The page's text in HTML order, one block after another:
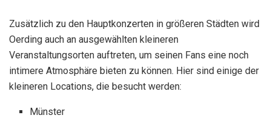
Zusätzlich zu den Hauptkonzerten in größeren Städten wird
Oerding auch an ausgewählten kleineren
Veranstaltungsorten auftreten, um seinen Fans eine noch
intimere Atmosphäre bieten zu können. Hier sind einige der
kleineren Locations, die besucht werden:
Münster